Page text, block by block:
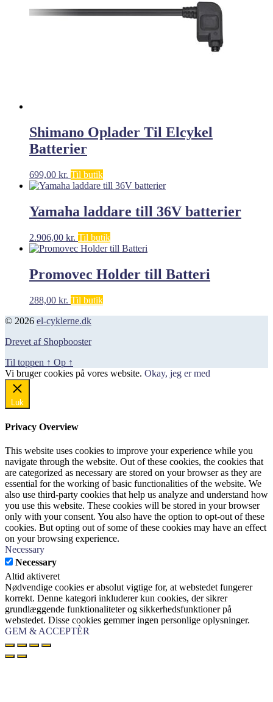
Shimano Oplader Til Elcykel
Batterier
699,00 kr. Til butik
Yamaha laddare till 36V batterier
2.906,00 kr. Til butik
Promovec Holder till Batteri
288,00 kr. Til butik
© 2026 el-cyklerne.dk
Drevet af Shopbooster
Til toppen ↑ Op ↑
Vi bruger cookies på vores website. Okay, jeg er med
Luk
Privacy Overview
This website uses cookies to improve your experience while you
navigate through the website. Out of these cookies, the cookies that
are categorized as necessary are stored on your browser as they are
essential for the working of basic functionalities of the website. We
also use third-party cookies that help us analyze and understand how
you use this website. These cookies will be stored in your browser
only with your consent. You also have the option to opt-out of these
cookies. But opting out of some of these cookies may have an effect
on your browsing experience.
Necessary
Necessary
Altid aktiveret
Nødvendige cookies er absolut vigtige for, at webstedet fungerer
korrekt. Denne kategori inkluderer kun cookies, der sikrer
grundlæggende funktionaliteter og sikkerhedsfunktioner på
webstedet. Disse cookies gemmer ingen personlige oplysninger.
GEM & ACCEPTÈR